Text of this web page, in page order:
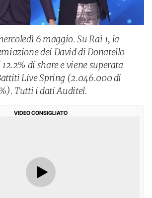
6 maggio. Su Rai 1, la
dei David di Donatello
di share e viene superata
Live Spring (2.046.000 di
Tutti i dati Auditel.
VIDEO CONSIGLIATO